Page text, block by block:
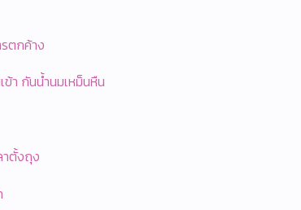
ตกค้าง
า กันน้ำนมเหม็นหืน
าตั้งถุง